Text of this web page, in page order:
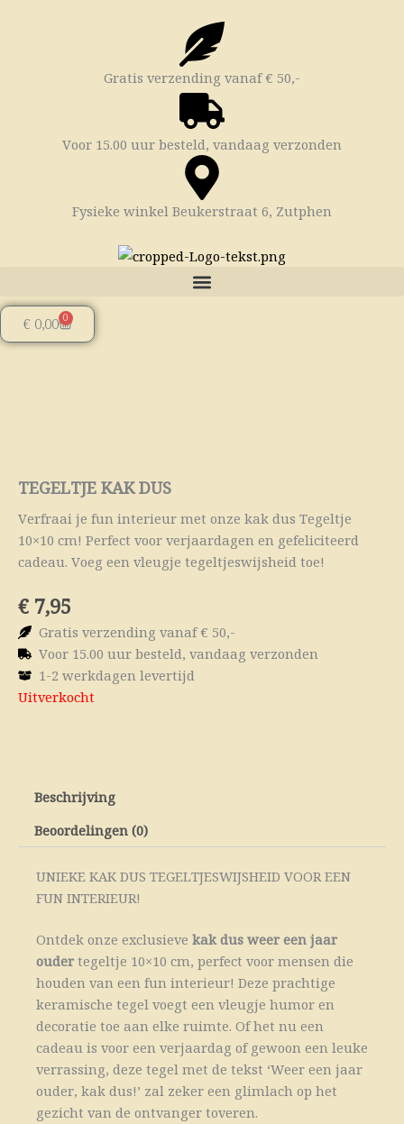
Gratis verzending vanaf € 50,-
Voor 15.00 uur besteld, vandaag verzonden
Fysieke winkel Beukerstraat 6, Zutphen
€ 0,00 0
Winkelwagen
TEGELTJE KAK DUS
Verfraai je fun interieur met onze kak dus Tegeltje
10×10 cm! Perfect voor verjaardagen en gefeliciteerd
cadeau. Voeg een vleugje tegeltjeswijsheid toe!
€ 7,95
Gratis verzending vanaf € 50,-
Voor 15.00 uur besteld, vandaag verzonden
1-2 werkdagen levertijd
Uitverkocht
Beschrijving
Beoordelingen (0)
UNIEKE KAK DUS TEGELTJESWIJSHEID VOOR EEN
FUN INTERIEUR!
Ontdek onze exclusieve kak dus weer een jaar
oudertegeltje 10×10 cm, perfect voor mensen die
houden van een fun interieur! Deze prachtige
keramische tegel voegt een vleugje humor en
decoratie toe aan elke ruimte. Of het nu een
cadeau is voor een verjaardag of gewoon een leuke
verrassing, deze tegel met de tekst ‘Weer een jaar
ouder, kak dus!’ zal zeker een glimlach op het
gezicht van de ontvanger toveren.